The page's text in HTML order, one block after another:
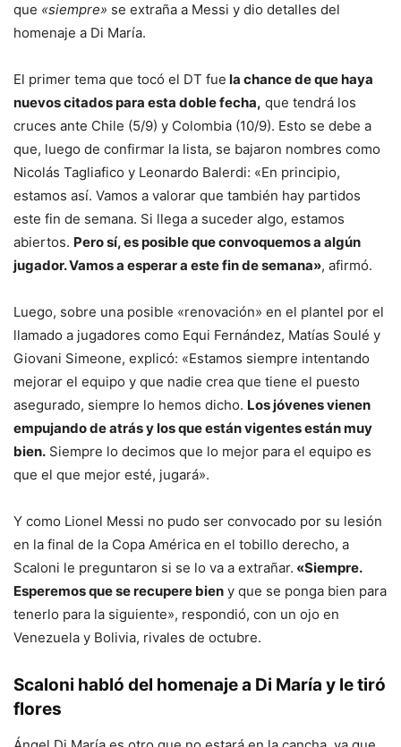
que «siempre» se extraña a Messi y dio detalles del
homenaje a Di María.
El primer tema que tocó el DT fue la chance de que haya
nuevos citados para esta doble fecha, que tendrá los
cruces ante Chile (5/9) y Colombia (10/9). Esto se debe a
que, luego de confirmar la lista, se bajaron nombres como
Nicolás Tagliafico y Leonardo Balerdi: «En principio,
estamos así. Vamos a valorar que también hay partidos
este fin de semana. Si llega a suceder algo, estamos
abiertos. Pero sí, es posible que convoquemos a algún
jugador. Vamos a esperar a este fin de semana», afirmó.
Luego, sobre una posible «renovación» en el plantel por el
llamado a jugadores como Equi Fernández, Matías Soulé y
Giovani Simeone, explicó: «Estamos siempre intentando
mejorar el equipo y que nadie crea que tiene el puesto
asegurado, siempre lo hemos dicho. Los jóvenes vienen
empujando de atrás y los que están vigentes están muy
bien. Siempre lo decimos que lo mejor para el equipo es
que el que mejor esté, jugará».
Y como Lionel Messi no pudo ser convocado por su lesión
en la final de la Copa América en el tobillo derecho, a
Scaloni le preguntaron si se lo va a extrañar. «Siempre.
Esperemos que se recupere bien y que se ponga bien para
tenerlo para la siguiente», respondió, con un ojo en
Venezuela y Bolivia, rivales de octubre.
Scaloni habló del homenaje a Di María y le tiró
flores